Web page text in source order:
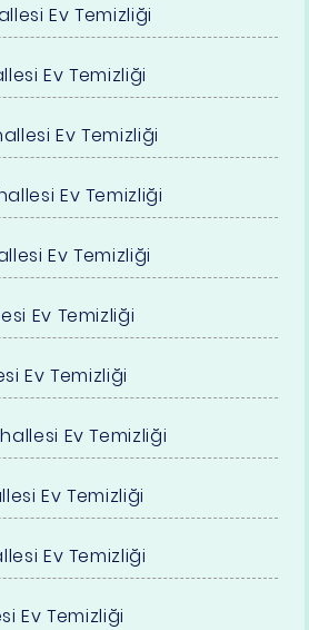
Ev Temizliği
Ev Temizliği
Ev Temizliği
Ev Temizliği
Ev Temizliği
Ev Temizliği
Ev Temizliği
Ev Temizliği
Ev Temizliği
Ev Temizliği
Ev Temizliği